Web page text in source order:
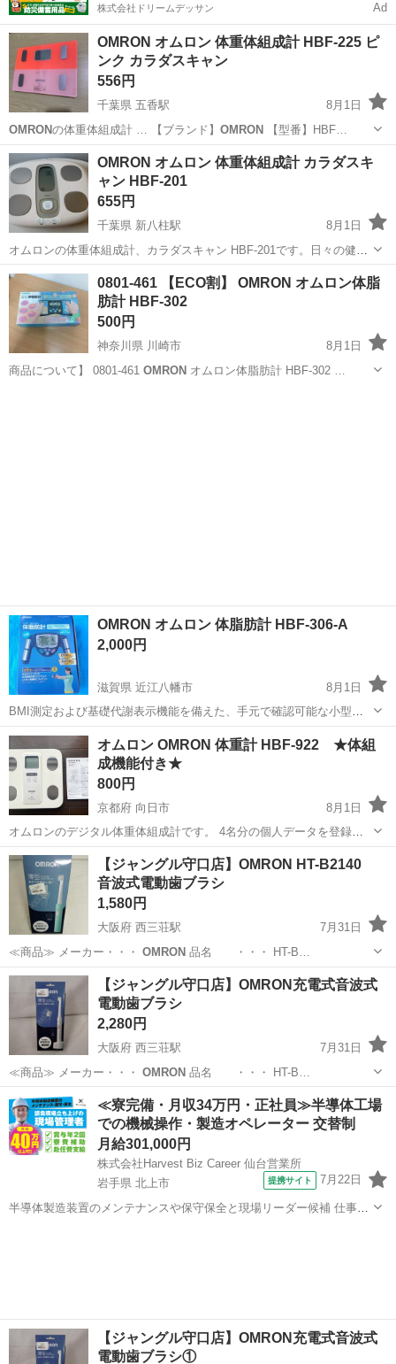
株式会社ドリームデッサン Ad
OMRON オムロン 体重体組成計 HBF-225 ピ
ンク カラダスキャン
556円
千葉県 五香駅
8月1日
OMRON
の体重体組成計 … 【ブランド】 OMRON 【型番】HBF…
千葉 松戸市 美容家電 HBF
OMRON オムロン 体重体組成計 カラダスキ
ャン HBF-201
655円
千葉県 新八柱駅
8月1日
オムロンの体重体組成計、カラダスキャン HBF-201です。日々の健康
管理に役立つ体組成計で、シンプルで使いやすいデザインです。中古
品ですが、目立った傷や汚れはなく、動作も問題ありません。 【ブラ
ンド】オムロン（カラダスキ...
千葉 松戸市 美容家電
0801-461 【ECO割】 OMRON オムロン体脂
肪計 HBF-302
500円
神奈川県 川崎市
8月1日
商品について】 0801-461 OMRONオムロン体脂肪計 HBF-302 …
OMRON オムロン 体脂肪計 HBF-306-A
2,000円
滋賀県 近江八幡市
8月1日
BMI測定および基礎代謝表示機能を備えた、手元で確認可能な小型の
体脂肪計です。 実家倉庫にて長期保管品でしたので外箱は劣化してい
ます 未使用品ですが撮影・確認のため取り出し電池を入れて電源が入
る事は確認しました
滋賀 近江八幡市 HBF
オムロン OMRON 体重計 HBF-922 ★体組
成機能付き★
800円
京都府 向日市
8月1日
オムロンのデジタル体重体組成計です。 4名分の個人データを登録で
き、体重や体組成の管理が可能なモデルです。 新しい体重計を購入し
ましたので、お使いいただける方はお譲りいたします。 便利な取扱説
明書付きですので、直ぐにお使いい...
京都 向日市 生活家電 HBF
【ジャングル守口店】OMRON HT-B2140
音波式電動歯ブラシ
1,580円
大阪府 西三荘駅
7月31日
≪商品≫ メーカー・・・ OMRON 品名 ・・・ HT-B…
大阪 守口市 西三荘駅 その他
【ジャングル守口店】OMRON充電式音波式
電動歯ブラシ
2,280円
大阪府 西三荘駅
7月31日
≪商品≫ メーカー・・・ OMRON 品名 ・・・ HT-B…
大阪 守口市 西三荘駅 その他 ジャングル
≪寮完備・月収34万円・正社員≫半導体工場
での機械操作・製造オペレーター 交替制
月給301,000円
株式会社Harvest Biz Career 仙台営業所
岩手県 北上市
提携サイト 7月22日
半導体製造装置のメンテナンスや保守保全と現場リーダー候補 仕事内
【ジャングル守口店】OMRON充電式音波式
電動歯ブラシ①